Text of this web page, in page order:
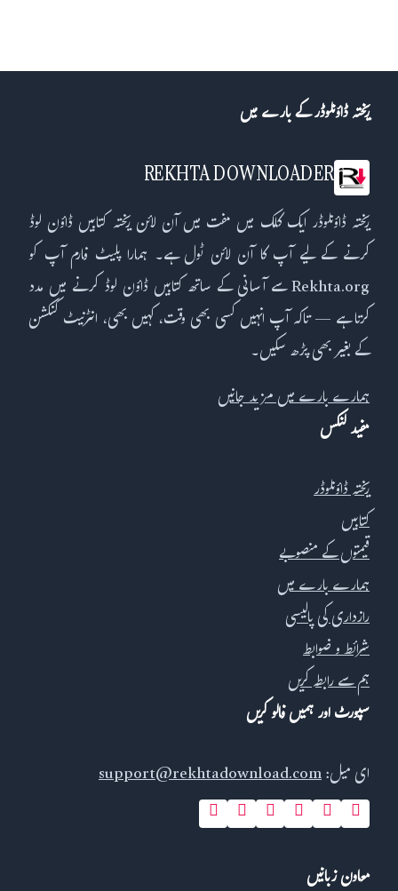
ریختہ ڈاؤنلوڈر کے بارے میں
REKHTA DOWNLOADER
ریختہ ڈاؤنلوڈر ایک کلک میں مفت میں آن لائن ریختہ کتابیں ڈاؤن لوڈ
کرنے کے لیے آپ کا آن لائن ٹول ہے۔ ہمارا پلیٹ فارم آپ کو
Rekhta.org سے آسانی کے ساتھ کتابیں ڈاؤن لوڈ کرنے میں مدد
کرتا ہے — تاکہ آپ انہیں کسی بھی وقت، کہیں بھی، انٹرنیٹ کنکشن
کے بغیر بھی پڑھ سکیں۔
ہمارے بارے میں مزید جانیں
مفید لنکس
ریختہ ڈاؤنلوڈر
کتابیں
قیمتوں کے منصوبے
ہمارے بارے میں
رازداری کی پالیسی
شرائط و ضوابط
ہم سے رابطہ کریں
سپورٹ اور ہمیں فالو کریں
ای میل:support@rekhtadownload.com
معاون زبانیں